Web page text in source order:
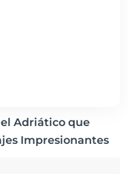
Adriático que
Impresionantes